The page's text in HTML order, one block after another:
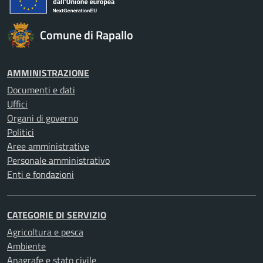
Comune di Rapallo
AMMINISTRAZIONE
Documenti e dati
Uffici
Organi di governo
Politici
Aree amministrative
Personale amministrativo
Enti e fondazioni
CATEGORIE DI SERVIZIO
Agricoltura e pesca
Ambiente
Anagrafe e stato civile